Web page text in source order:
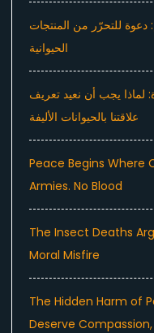
دعوة للتحرّر من المنتجات
الحيوانية
لماذا يجب أن نعيد تعريف
علاقتنا بالحيوانات الأليفة
Peace Begins Where
Armies. No Blood
The Insect Deaths
Moral Misfire
The Hidden Harm of
Deserve